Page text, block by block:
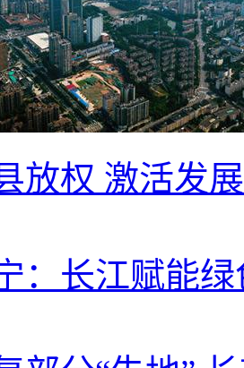
放权 激活发
：长江赋能